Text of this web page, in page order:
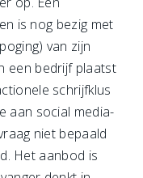
is nog bezig met
van zijn
een bedrijf plaatst
schrijfklus
aan social media-
niet bepaald
Het aanbod is